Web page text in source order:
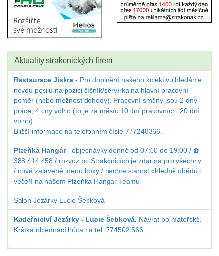
Aktuality strakonických firem
Restaurace Jiskra - Pro doplnění našeho kolektivu hledáme
novou posilu na pozici číšník/servírka na hlavní pracovní
poměr (nebo možnost dohody). Pracovní směny jsou 2 dny
práce, 4 dny volno (to je za měsíc 10 dní pracovních, 20 dní
volno).
Bližší informace na telefonním čísle 777248366.
Plzeňka Hangár- objednávky denně od 07:00 do 19:00 / ☎️
388 414 458 / rozvoz po Strakonicích je zdarma pro všechny
/ nové zatavené menu boxy / nechte starost ohledně obědů i
večeří na našem Plzeňka Hangár Teamu
Salon Jezárky Lucie Šebková
Kadeřnictví Jezárky - Lucie Šebková. Návrat po mateřské.
Krátká objednací lhůta na tel. 774502 566